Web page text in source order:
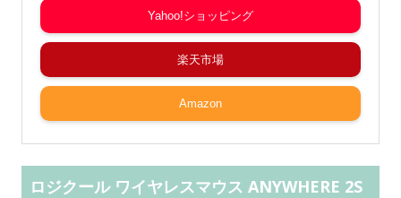
Yahoo!ショッピング
楽天市場
Amazon
ロジクール ワイヤレスマウス ANYWHERE 2S